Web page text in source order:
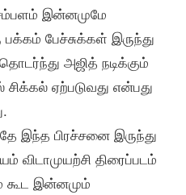
இன்னமுமே
பேச்சுக்கள் இருந்து
அஜித் நடிக்கும்
ஏற்படுவது என்பது
இந்த பிரச்சனை இருந்து
விடாமுயற்சி திரைப்படம்
கூட இன்னமும்